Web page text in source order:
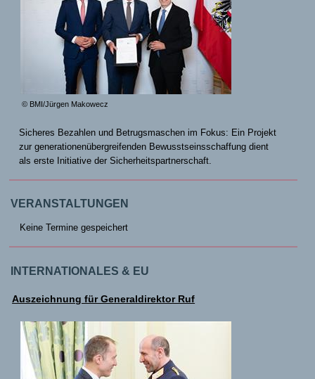
© BMI/Jürgen Makowecz
Sicheres Bezahlen und Betrugsmaschen im Fokus: Ein Projekt
zur generationenübergreifenden Bewusstseinsschaffung dient
als erste Initiative der Sicherheitspartnerschaft.
VERANSTALTUNGEN
Keine Termine gespeichert
INTERNATIONALES & EU
Auszeichnung für Generaldirektor Ruf